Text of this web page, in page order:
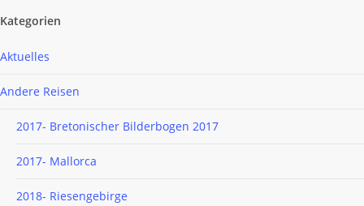
Kategorien
Aktuelles
Andere Reisen
2017- Bretonischer Bilderbogen 2017
2017- Mallorca
2018- Riesengebirge